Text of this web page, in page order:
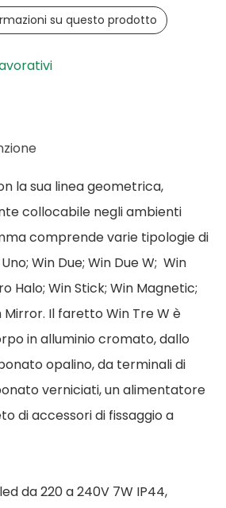
su questo prodotto
la sua linea geometrica,
collocabile negli ambienti
comprende varie tipologie di
Win Due; Win Due W; Win
Halo; Win Stick; Win Magnetic;
Mirror. Il faretto Win Tre W è
in alluminio cromato, dallo
opalino, da terminali di
verniciati, un alimentatore
di accessori di fissaggio a
da 220 a 240V 7W IP44,